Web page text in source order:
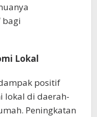
bagi
Lokal
positif
lokal di daerah-
Peningkatan